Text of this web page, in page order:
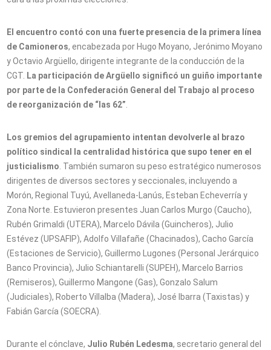
El encuentro contó con una fuerte presencia de la primera línea
de Camioneros, encabezada por Hugo Moyano, Jerónimo Moyano
y Octavio Argüello, dirigente integrante de la conducción de la
CGT. La participación de Argüello significó un guiño importante
por parte de la Confederación General del Trabajo al proceso
de reorganización de “las 62”
Los gremios del agrupamiento intentan devolverle al brazo
político sindical la centralidad histórica que supo tener en el
justicialismo . También sumaron su peso estratégico numerosos
dirigentes de diversos sectores y seccionales, incluyendo a
Morón, Regional Tuyú, Avellaneda-Lanús, Esteban Echeverría y
Zona Norte. Estuvieron presentes Juan Carlos Murgo (Caucho),
Rubén Grimaldi (UTERA), Marcelo Dávila (Guincheros), Julio
Estévez (UPSAFIP), Adolfo Villafañe (Chacinados), Cacho García
(Estaciones de Servicio), Guillermo Lugones (Personal Jerárquico
Banco Provincia), Julio Schiantarelli (SUPEH), Marcelo Barrios
(Remiseros), Guillermo Mangone (Gas), Gonzalo Salum
(Judiciales), Roberto Villalba (Madera), José Ibarra (Taxistas) y
Fabián García (SOECRA).
Durante el cónclave, Julio Rubén Ledesma, secretario general del